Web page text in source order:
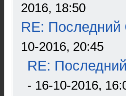
2016, 18:50
RE: Последний
10-2016, 20:45
RE:
- 16-10-2016,